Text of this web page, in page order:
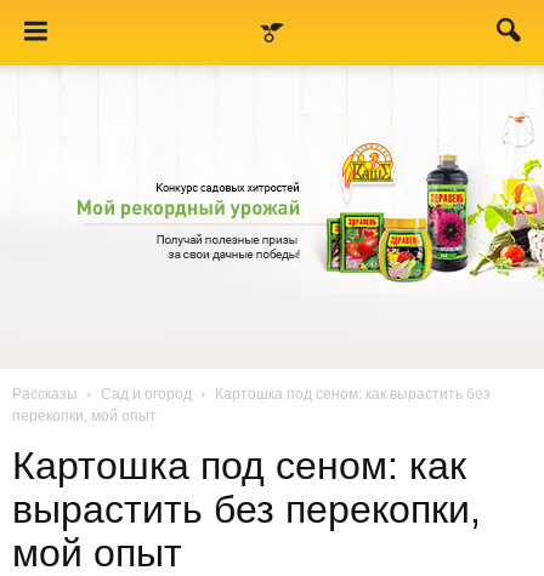
Рассказы Сад и огород
Картошка под сеном: как вырастить без
перекопки, мой опыт
Картошка под сеном: как
вырастить без перекопки,
мой опыт